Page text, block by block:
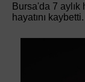
Bursa'da 7
hayatını kaybetti.